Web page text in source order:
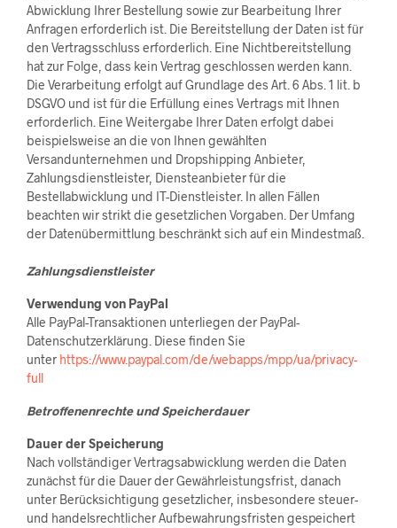
Abwicklung Ihrer Bestellung sowie zur Bearbeitung Ihrer
Anfragen erforderlich ist. Die Bereitstellung der Daten ist für
den Vertragsschluss erforderlich. Eine Nichtbereitstellung
hat zur Folge, dass kein Vertrag geschlossen werden kann.
Die Verarbeitung erfolgt auf Grundlage des Art. 6 Abs. 1 lit. b
DSGVO und ist für die Erfüllung eines Vertrags mit Ihnen
erforderlich. Eine Weitergabe Ihrer Daten erfolgt dabei
beispielsweise an die von Ihnen gewählten
Versandunternehmen und Dropshipping Anbieter,
Zahlungsdienstleister, Diensteanbieter für die
Bestellabwicklung und IT-Dienstleister. In allen Fällen
beachten wir strikt die gesetzlichen Vorgaben. Der Umfang
der Datenübermittlung beschränkt sich auf ein Mindestmaß.
Zahlungsdienstleister
Verwendung von PayPal
Alle PayPal-Transaktionen unterliegen der PayPal-
Datenschutzerklärung. Diese finden Sie
unter https://www.paypal.com/de/webapps/mpp/ua/privacy-
full
Betroffenenrechte und Speicherdauer
Dauer der Speicherung
Nach vollständiger Vertragsabwicklung werden die Daten
zunächst für die Dauer der Gewährleistungsfrist, danach
unter Berücksichtigung gesetzlicher, insbesondere steuer-
und handelsrechtlicher Aufbewahrungsfristen gespeichert